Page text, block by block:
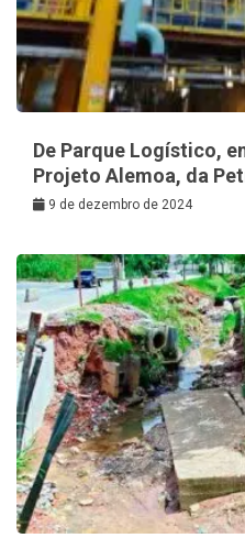
De Parque Logístico,
Projeto Alemoa, da
9 de dezembro de 2024